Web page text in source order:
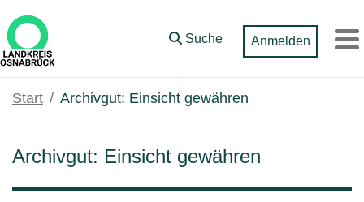
Zum Hauptinhalt springen
Suche Anmelden
Start Archivgut: Einsicht gewähren
Archivgut: Einsicht gewähren